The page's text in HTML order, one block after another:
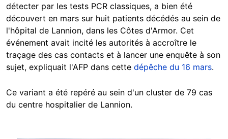
détecter par les tests PCR classiques, a bien été
découvert en mars sur huit patients décédés au sein de
l'hôpital de Lannion, dans les Côtes d'Armor. Cet
événement avait incité les autorités à accroître le
traçage des cas contacts et à lancer une enquête à son
sujet, expliquait l'AFP dans cette dépêche du 16 mars.
Ce variant a été repéré au sein d'un cluster de 79 cas
du centre hospitalier de Lannion.